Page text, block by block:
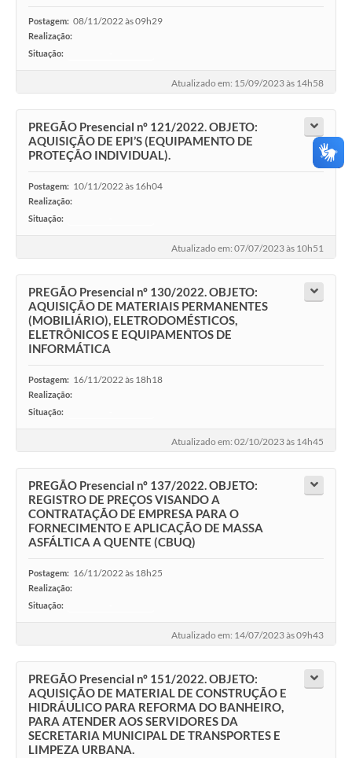
Postagem: 08/11/2022 às 09h29
Realização:
Situação:
Atualizado em: 15/09/2023 às 14h58
PREGÃO Presencial nº 121/2022. OBJETO:
AQUISIÇÃO DE EPI’S (EQUIPAMENTO DE
PROTEÇÃO INDIVIDUAL).
Postagem: 10/11/2022 às 16h04
Realização:
Situação:
Atualizado em: 07/07/2023 às 10h51
PREGÃO Presencial nº 130/2022. OBJETO:
AQUISIÇÃO DE MATERIAIS PERMANENTES
(MOBILIÁRIO), ELETRODOMÉSTICOS,
ELETRÔNICOS E EQUIPAMENTOS DE
INFORMÁTICA
Postagem: 16/11/2022 às 18h18
Realização:
Situação:
Atualizado em: 02/10/2023 às 14h45
PREGÃO Presencial nº 137/2022. OBJETO:
REGISTRO DE PREÇOS VISANDO A
CONTRATAÇÃO DE EMPRESA PARA O
FORNECIMENTO E APLICAÇÃO DE MASSA
ASFÁLTICA A QUENTE (CBUQ)
Postagem: 16/11/2022 às 18h25
Realização:
Situação:
Atualizado em: 14/07/2023 às 09h43
PREGÃO Presencial nº 151/2022. OBJETO:
AQUISIÇÃO DE MATERIAL DE CONSTRUÇÃO E
HIDRÁULICO PARA REFORMA DO BANHEIRO,
PARA ATENDER AOS SERVIDORES DA
SECRETARIA MUNICIPAL DE TRANSPORTES E
LIMPEZA URBANA.